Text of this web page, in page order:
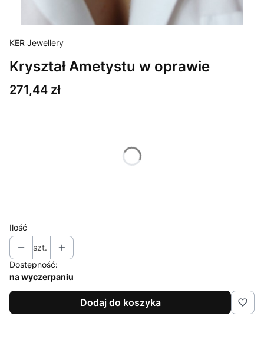
KER Jewellery
Kryształ Ametystu w oprawie
Cena
271,44 zł
Ilość
szt.
Dostępność:
na wyczerpaniu
Dodaj do koszyka